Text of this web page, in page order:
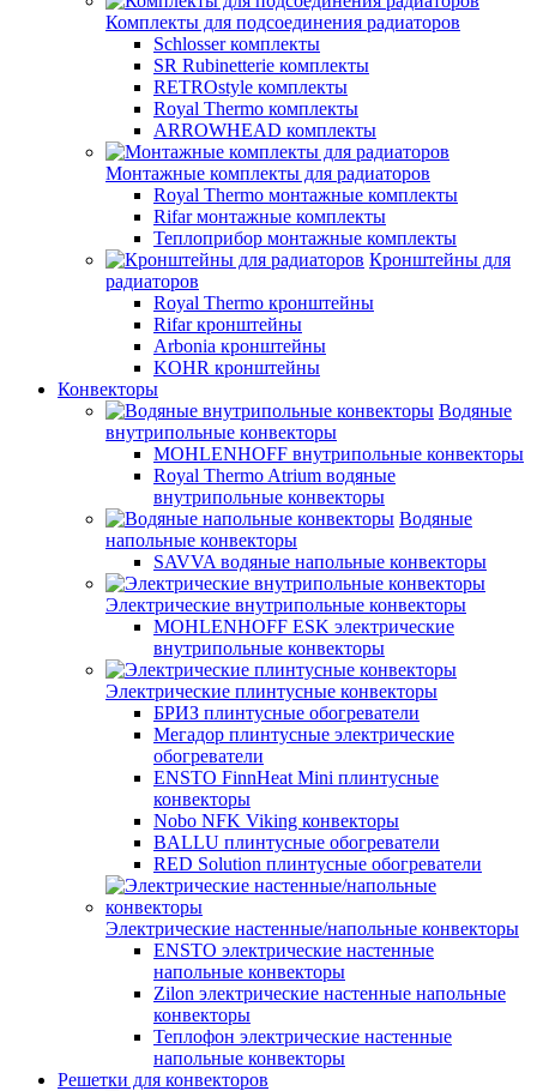
Комплекты для подсоединения радиаторов
Schlosser комплекты
SR Rubinetterie комплекты
RETROstyle комплекты
Royal Thermo комплекты
ARROWHEAD комплекты
Монтажные комплекты для радиаторов
Royal Thermo монтажные комплекты
Rifar монтажные комплекты
Теплоприбор монтажные комплекты
Кронштейны для
радиаторов
Royal Thermo кронштейны
Rifar кронштейны
Arbonia кронштейны
KOHR кронштейны
Конвекторы
Водяные
внутрипольные конвекторы
MOHLENHOFF внутрипольные конвекторы
Royal Thermo Atrium водяные
внутрипольные конвекторы
Водяные
напольные конвекторы
SAVVA водяные напольные конвекторы
Электрические внутрипольные конвекторы
MOHLENHOFF ESK электрические
внутрипольные конвекторы
Электрические плинтусные конвекторы
БРИЗ плинтусные обогреватели
Мегадор плинтусные электрические
обогреватели
ENSTO FinnHeat Mini плинтусные
конвекторы
Nobo NFK Viking конвекторы
BALLU плинтусные обогреватели
RED Solution плинтусные обогреватели
Электрические настенные/напольные конвекторы
ENSTO электрические настенные
напольные конвекторы
Zilon электрические настенные напольные
конвекторы
Теплофон электрические настенные
напольные конвекторы
Решетки для конвекторов